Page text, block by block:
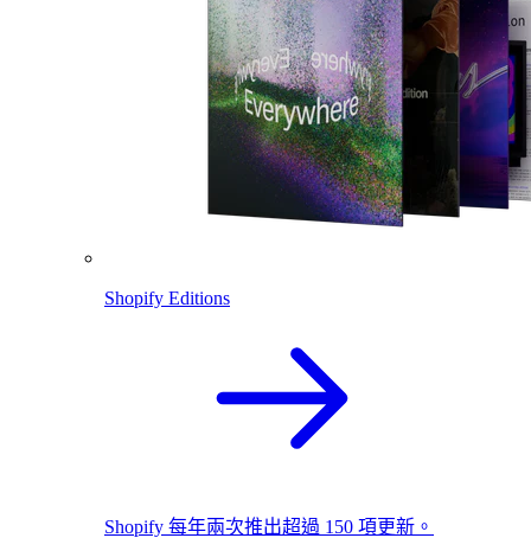
Shopify Editions
Shopify 每年兩次推出超過 150 項更新。